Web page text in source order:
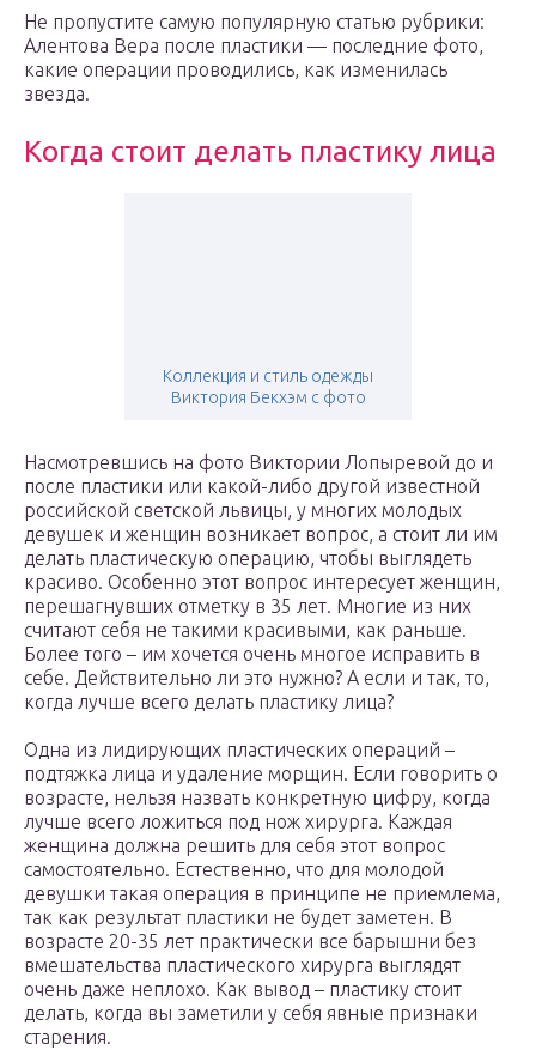
Не пропустите самую популярную статью рубрики:
Алентова Вера после пластики — последние фото,
какие операции проводились, как изменилась
звезда.
Когда стоит делать пластику лица
Коллекция и стиль одежды
Виктория Бекхэм с фото
Насмотревшись на фото Виктории Лопыревой до и
после пластики или какой-либо другой известной
российской светской львицы, у многих молодых
девушек и женщин возникает вопрос, а стоит ли им
делать пластическую операцию, чтобы выглядеть
красиво. Особенно этот вопрос интересует женщин,
перешагнувших отметку в 35 лет. Многие из них
считают себя не такими красивыми, как раньше.
Более того – им хочется очень многое исправить в
себе. Действительно ли это нужно? А если и так, то,
когда лучше всего делать пластику лица?
Одна из лидирующих пластических операций –
подтяжка лица и удаление морщин. Если говорить о
возрасте, нельзя назвать конкретную цифру, когда
лучше всего ложиться под нож хирурга. Каждая
женщина должна решить для себя этот вопрос
самостоятельно. Естественно, что для молодой
девушки такая операция в принципе не приемлема,
так как результат пластики не будет заметен. В
возрасте 20-35 лет практически все барышни без
вмешательства пластического хирурга выглядят
очень даже неплохо. Как вывод – пластику стоит
делать, когда вы заметили у себя явные признаки
старения.